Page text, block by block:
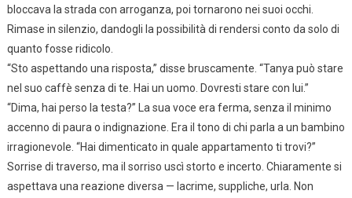
bloccava la strada con arroganza, poi tornarono nei suoi occhi.
Rimase in silenzio, dandogli la possibilità di rendersi conto da solo di
quanto fosse ridicolo.
“Sto aspettando una risposta,” disse bruscamente. “Tanya può stare
nel suo caffè senza di te. Hai un uomo. Dovresti stare con lui.”
“Dima, hai perso la testa?” La sua voce era ferma, senza il minimo
accenno di paura o indignazione. Era il tono di chi parla a un bambino
irragionevole. “Hai dimenticato in quale appartamento ti trovi?”
Sorrise di traverso, ma il sorriso uscì storto e incerto. Chiaramente si
aspettava una reazione diversa — lacrime, suppliche, urla. Non